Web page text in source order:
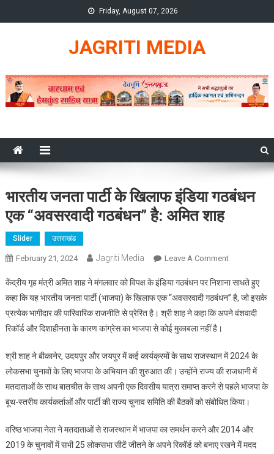
to
Friday, August 07, 2026
JAGRITI MEDIA
भारतीय जनता पार्टी के खिलाफ इंडिया गठबंधन
एक “अवसरवादी गठबंधन” है: अमित शाह
Slider उत्तराखंड
February 21, 2024 Jagriti Media Leave A CommentOn
जनता
पार्टी
के
गठबंधन
एक
“अवसरवादी
गठबंधन”
अमित
शाह
केंद्रीय गृह मंत्री अमित शाह ने मंगलवार को विपक्ष के इंडिया गठबंधन पर निशाना साधते हुए
कहा कि यह भारतीय जनता पार्टी (भाजपा) के खिलाफ एक “अवसरवादी गठबंधन” है, जो इसके
प्रत्येक भागीदार की पारिवारिक राजनीति से प्रेरित है। श्री शाह ने कहा कि अपने वंशवादी
रिकॉर्ड और दिशाहीनता के कारण कांग्रेस का भाजपा से कोई मुकाबला नहीं है।
श्री शाह ने बीकानेर, उदयपुर और जयपुर में कई कार्यक्रमों के साथ राजस्थान में 2024 के
लोकसभा चुनावों के लिए भाजपा के अभियान की शुरुआत की। उन्होंने राज्य की राजधानी में
मतदाताओं के साथ बातचीत के साथ अपनी एक दिवसीय यात्रा समाप्त करने से पहले भाजपा के
बूथ-स्तरीय कार्यकर्ताओं और पार्टी की राज्य चुनाव समिति की बैठकों को संबोधित किया।
वरिष्ठ भाजपा नेता ने मतदाताओं से राजस्थान में भाजपा का समर्थन करने और 2014 और
2019 के चुनावों में सभी 25 लोकसभा सीटें जीतने के अपने रिकॉर्ड को बनाए रखने में मदद